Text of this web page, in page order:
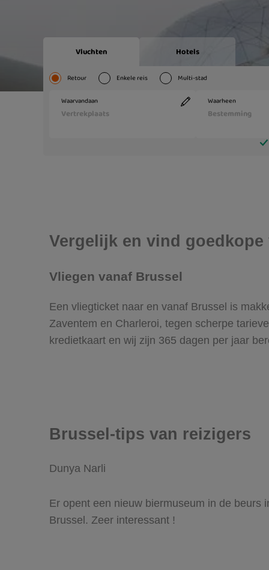
Vergelijk en vind
Vliegen vanaf Brussel
Een vliegticket naar en vanaf Brussel is
Zaventem en Charleroi, tegen scherpe
kredietkaart en wij zijn 365 dagen per jaar
Brussel-tips van reizigers
Dunya Narli
Er opent een nieuw biermuseum in de beurs
Brussel. Zeer interessant !